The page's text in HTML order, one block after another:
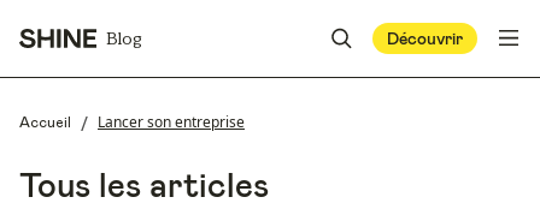
Blog Découvrir
Accueil / Lancer son entreprise
Tous les articles